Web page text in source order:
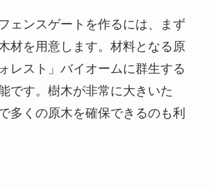
ェンスゲートを作るには、まず
材を用意します。材料となる原
レスト」バイオームに群生する
です。樹木が非常に大きいた
多くの原木を確保できるのも利